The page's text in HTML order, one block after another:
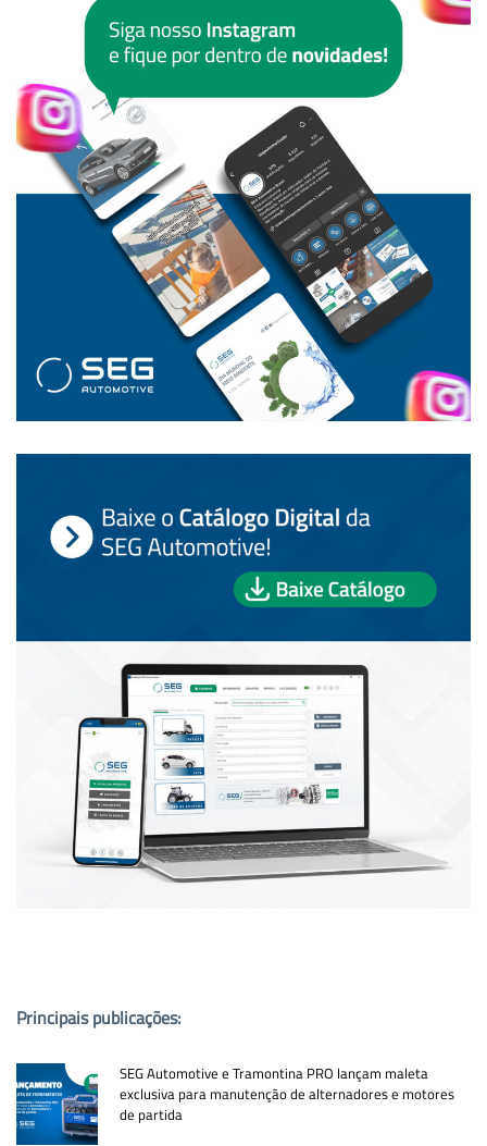
Principais publicações:
SEG Automotive e Tramontina PRO lançam maleta
exclusiva para manutenção de alternadores e motores
de partida